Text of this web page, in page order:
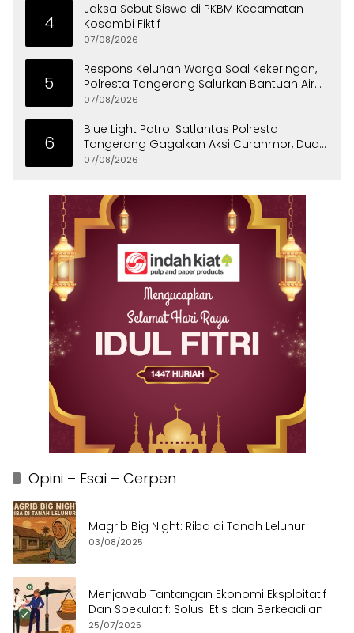
4
Jaksa Sebut Siswa di PKBM Kecamatan
Kosambi Fiktif
07/08/2026
5
Respons Keluhan Warga Soal Kekeringan,
Polresta Tangerang Salurkan Bantuan Air
Bersih ke Panongan
07/08/2026
6
Blue Light Patrol Satlantas Polresta
Tangerang Gagalkan Aksi Curanmor, Dua
Pria Diamankan
07/08/2026
Opini – Esai – Cerpen
Magrib Big Night: Riba di Tanah Leluhur
03/08/2025
Menjawab Tantangan Ekonomi Eksploitatif
Dan Spekulatif: Solusi Etis dan Berkeadilan
25/07/2025